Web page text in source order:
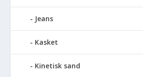
Jeans
Kasket
Kinetisk sand